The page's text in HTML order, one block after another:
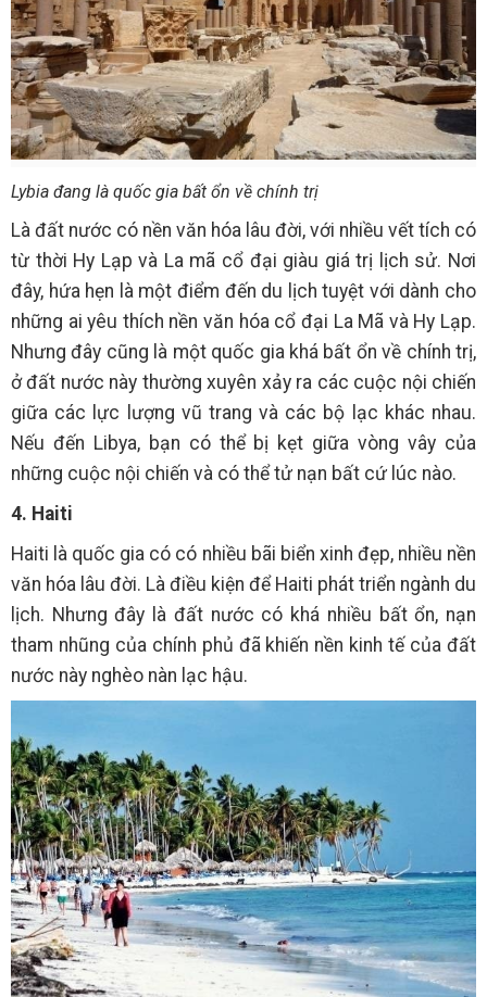
Lybia đang là quốc gia bất ổn về chính trị
Là đất nước có nền văn hóa lâu đời, với nhiều vết tích có
từ thời Hy Lạp và La mã cổ đại giàu giá trị lịch sử. Nơi
đây, hứa hẹn là một điểm đến du lịch tuyệt với dành cho
những ai yêu thích nền văn hóa cổ đại La Mã và Hy Lạp.
Nhưng đây cũng là một quốc gia khá bất ổn về chính trị,
ở đất nước này thường xuyên xảy ra các cuộc nội chiến
giữa các lực lượng vũ trang và các bộ lạc khác nhau.
Nếu đến Libya, bạn có thể bị kẹt giữa vòng vây của
những cuộc nội chiến và có thể tử nạn bất cứ lúc nào.
4. Haiti
Haiti là quốc gia có có nhiều bãi biển xinh đẹp, nhiều nền
văn hóa lâu đời. Là điều kiện để Haiti phát triển ngành du
lịch. Nhưng đây là đất nước có khá nhiều bất ổn, nạn
tham nhũng của chính phủ đã khiến nền kinh tế của đất
nước này nghèo nàn lạc hậu.